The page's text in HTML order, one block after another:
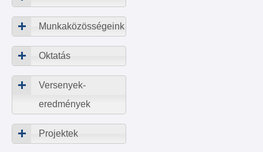
Munkaközösségeink
Oktatás
Versenyek-
eredmények
Projektek